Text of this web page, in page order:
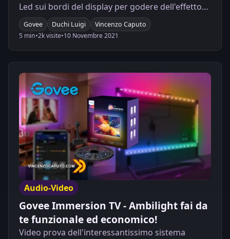
Led sui bordi del display per godere dell'effetto
luminoso ambientale
Govee Duchi Luigi
Vincenzo Caputo
5 min•2k visite•10 Novembre 2021
Audio-Video
Govee Immersion TV - Ambilight fai da
te funzionale ed economico!
Video prova dell'interessantissimo sistema